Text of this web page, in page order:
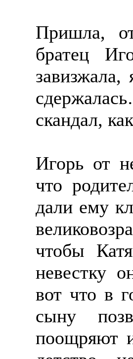
Пришла,
братец
скандал,
Игорь от
что
дали ему
чтобы
невестку
вот что в
сыну
поощряют